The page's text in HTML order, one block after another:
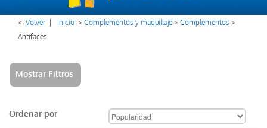
< Volver Inicio >Complementos y maquillaje>Complementos >
Antifaces
Mostrar Filtros
Ordenar por